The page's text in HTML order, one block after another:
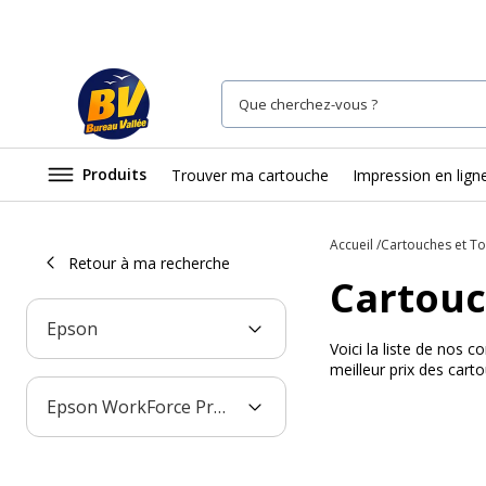
Produits Trouver ma cartouche Impression en
Retour à ma recherche
Epson
Epson WorkForce Pro WF-C529RDTW
Accueil Cartouches et
Voici la liste de nos
meilleur prix des